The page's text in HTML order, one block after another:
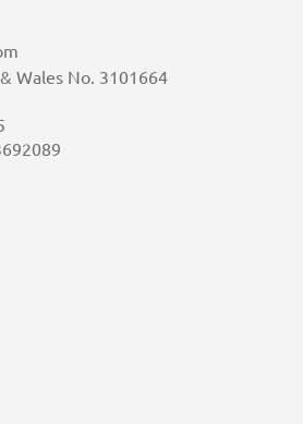
Wales No. 3101664